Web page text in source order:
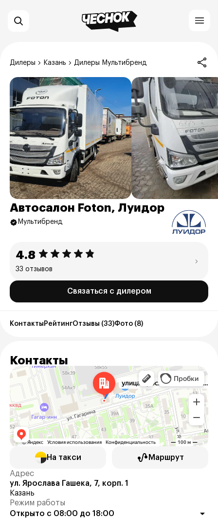
Дилеры Казань Дилеры Мультибренд
Автосалон Foton, Луидор
Мультибренд
4.8
33 отзывов
Связаться с дилером
Контакты РейтингОтзывы (33)Фото (8)
Контакты
На такси Маршрут
Адрес
ул. Ярослава Гашека, 7, корп. 1
Казань
Режим работы
Открыто с 08:00 до 18:00